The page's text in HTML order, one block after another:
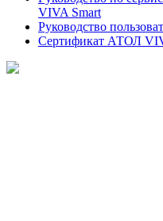
VIVA Smart
Руководство
Сертификат АТОЛ